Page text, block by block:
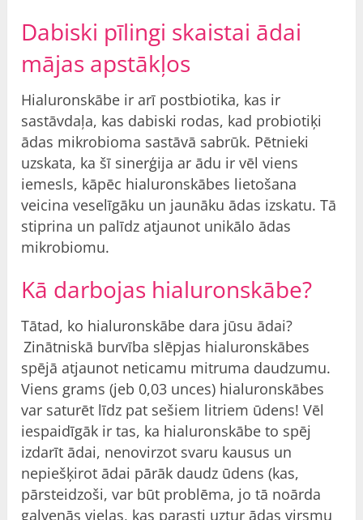
Dabiski pīlingi skaistai ādai
mājas apstākļos
Hialuronskābe ir arī postbiotika, kas ir
sastāvdaļa, kas dabiski rodas, kad probiotiķi
ādas mikrobioma sastāvā sabrūk. Pētnieki
uzskata, ka šī sinerģija ar ādu ir vēl viens
iemesls, kāpēc hialuronskābes lietošana
veicina veselīgāku un jaunāku ādas izskatu. Tā
stiprina un palīdz atjaunot unikālo ādas
mikrobiomu.
Kā darbojas hialuronskābe?
Tātad, ko hialuronskābe dara jūsu ādai?
Zinātniskā burvība slēpjas hialuronskābes
spējā atjaunot neticamu mitruma daudzumu.
Viens grams (jeb 0,03 unces) hialuronskābes
var saturēt līdz pat sešiem litriem ūdens! Vēl
iespaidīgāk ir tas, ka hialuronskābe to spēj
izdarīt ādai, nenovirzot svaru kausus un
nepiešķirot ādai pārāk daudz ūdens (kas,
pārsteidzoši, var būt problēma, jo tā noārda
galvenās vielas, kas parasti uztur ādas virsmu